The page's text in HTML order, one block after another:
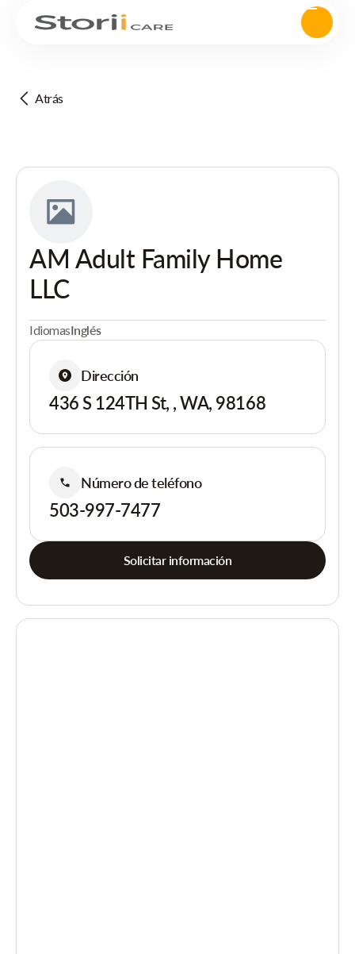
Atrás
AM Adult Family Home
LLC
IdiomasInglés
Dirección
436 S 124TH St, , WA, 98168
Número de teléfono
503-997-7477
Solicitar información